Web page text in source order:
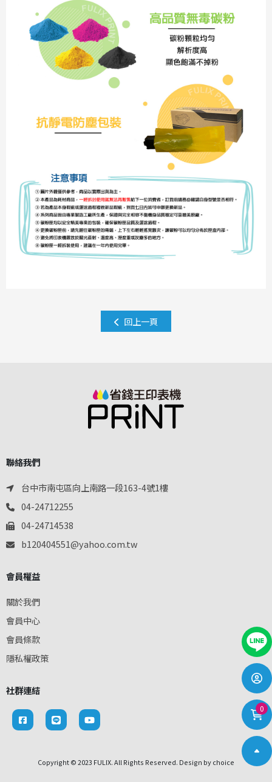
0
回上一頁
聯絡我們
台中市南屯區向上南路一段163-4號1樓
04-24712255
04-24714538
b120404551@yahoo.com.tw
會員權益
關於我們
會員中心
會員條款
隱私權政策
社群連結
Copyright © 2023 FULIX. All Rights Reserved. Design bychoice